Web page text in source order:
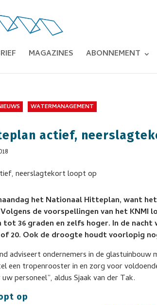
MAGAZINES ABONNEMENT
WATERMANAGEMENT
actief,
het Nationaal Hitteplan, want
de voorspellingen van het KNMI
tot 36 graden en zelfs hoger. In de
20. Ook de droogte houdt voorlopig
adviseert ondernemers in de
een tropenrooster in en zorg voor
personeel”, aldus Sjaak van der Tak.
op